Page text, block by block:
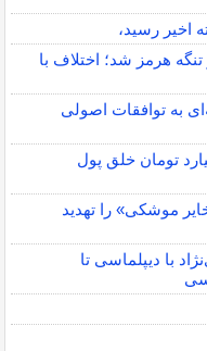
هرمز شد؛ اختلاف با
به توافقات اصولی
بیش از 15 هزار میلیارد تومان خلق پول
موشکی» را تهدید
با دیپلماسی تا